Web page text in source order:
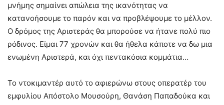
μνήμης σημαίνει απώλεια της ικανότητας να
κατανοήσουμε το παρόν και να προβλέψουμε το μέλλον.
Ο δρόμος της Αριστεράς θα μπορούσε να ήτανε πολύ πιο
ρόδινος. Είμαι 77 χρονών και θα ήθελα κάποτε να δω μια
ενωμένη Αριστερά, και όχι πεντακόσια κομμάτια…
Το ντοκιμαντέρ αυτό το αφιερώνω στους οπερατέρ του
εμφυλίου Απόστολο Μουσούρη, Θανάση Παπαδούκα και